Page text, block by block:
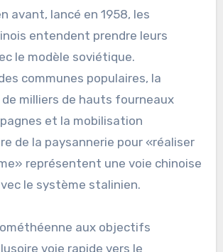
avant, lancé en 1958, les
entendent prendre leurs
le modèle soviétique.
communes populaires, la
milliers de hauts fourneaux
et la mobilisation
de la paysannerie pour «réaliser
représentent une voie chinoise
le système stalinien.
aux objectifs
voie rapide vers le